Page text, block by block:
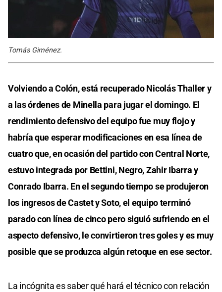
Tomás Giménez.
Volviendo a Colón, está recuperado Nicolás Thaller y
a las órdenes de Minella para jugar el domingo. El
rendimiento defensivo del equipo fue muy flojo y
habría que esperar modificaciones en esa línea de
cuatro que, en ocasión del partido con Central Norte,
estuvo integrada por Bettini, Negro, Zahir Ibarra y
Conrado Ibarra. En el segundo tiempo se produjeron
los ingresos de Castet y Soto, el equipo terminó
parado con línea de cinco pero siguió sufriendo en el
aspecto defensivo, le convirtieron tres goles y es muy
posible que se produzca algún retoque en ese sector.
La incógnita es saber qué hará el técnico con relación